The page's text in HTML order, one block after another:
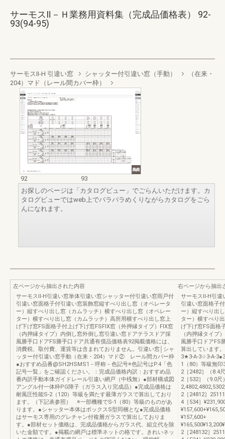
サーモスⅡ－Ｈ業務用資料集（完成品価格表） 92-
93(94-95)
サーモスII-H 引違い窓 シャッター付引違い窓（手動）
（在来・
204）マド（レール間カバー枠）
92
93
お探しのページは「カタログビュー」でごらんいただけます。カ
タログビューではweb上でパラパラめくりながらカタログをごら
んになれます。
左ページから抽出された内容
サーモスⅡ-H引違い窓単体引違い窓シャッター付引違い窓雨戸付
引違い窓面格子付引違い窓装飾窓縦すべり出し窓（オペレータ
ー）縦すべり出し窓（カムラッチ）横すべり出し窓（オペレー
ター）横すべり出し窓（カムラッチ）高所用横すべり出し窓上
げ下げ窓FS面格子付上げ下げ窓FSFIX窓（外押縁タイプ）FIX窓
（内押縁タイプ）内倒し窓外倒し窓引違い窓ドアテラスドア採
風勝手口ドアFS勝手口ドア共通有償品価格表92掲載価格には、
消費税、取付費、運賃等は含まれておりません。引違い窓│シャ
ッター付引違い窓手動（在来・204）マド② レール間カバー枠
●おすすめ品番@SH2HSMS1－呼称－色記号※色記号はP.4「色
記号一覧」をご確認ください。：完成品価格内訳：おすすめ品
番内訳手動本体ガイドレール引違い網戸（中桟無）●部材構成図
アングル付一体枠PG障子（ガラス入り完成品）●完成品価格は
耐風圧性能S-2（120）等級を満たす最薄ガラスで算出しており
ます。（下記表参照） ※一部機種でS-1（80）等級のものがあ
ります。●シャッター本体はボックスS型同梱とな●完成品価格
はサーモス専用のグレチャン付複層ガラスで算出しておりま
す。●部材セット価格は、完成品価格からガラス代、組立代を除
いた金額です。●掲載の網戸は標準ネットの格です。きれいネッ
右ページから抽出
サーモスⅡ-H引違
引違い窓面格子
ー）縦すべり出
ター）横すべり
げ下げ窓FS面格
（内押縁タイプ
風勝手口ドアFS
算出しています
3★3-A-3☆3-A-
1（80）等級無
2［2482］（8.4
2［532］（9.0尺
2［24812］
4［534］
¥157,600+
2［248132］